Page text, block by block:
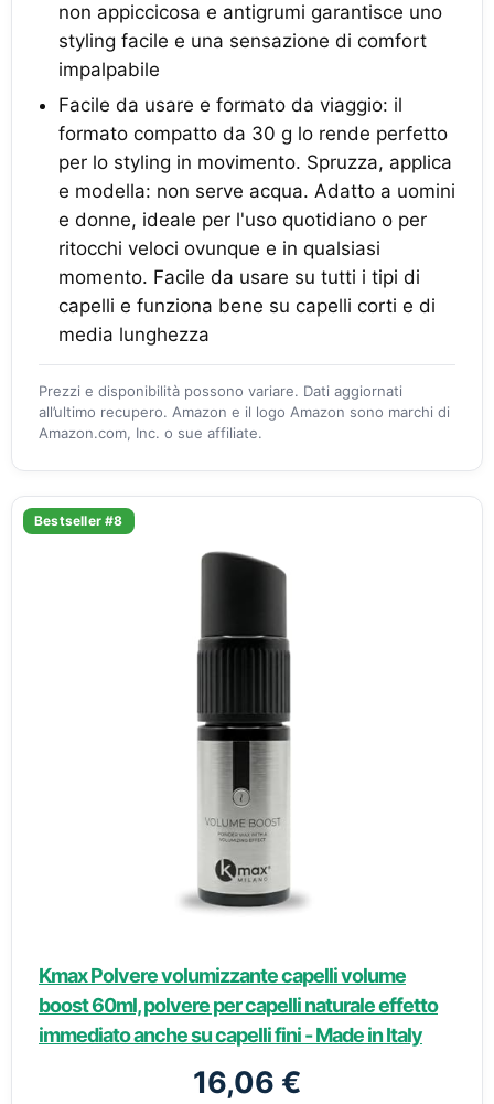
non appiccicosa e antigrumi garantisce uno
styling facile e una sensazione di comfort
impalpabile
Facile da usare e formato da viaggio: il
formato compatto da 30 g lo rende perfetto
per lo styling in movimento. Spruzza, applica
e modella: non serve acqua. Adatto a uomini
e donne, ideale per l'uso quotidiano o per
ritocchi veloci ovunque e in qualsiasi
momento. Facile da usare su tutti i tipi di
capelli e funziona bene su capelli corti e di
media lunghezza
Prezzi e disponibilità possono variare. Dati aggiornati
all’ultimo recupero. Amazon e il logo Amazon sono marchi di
Amazon.com, Inc. o sue affiliate.
Bestseller #8
Kmax Polvere volumizzante capelli volume
boost 60ml, polvere per capelli naturale effetto
immediato anche su capelli fini - Made in Italy
16,06 €